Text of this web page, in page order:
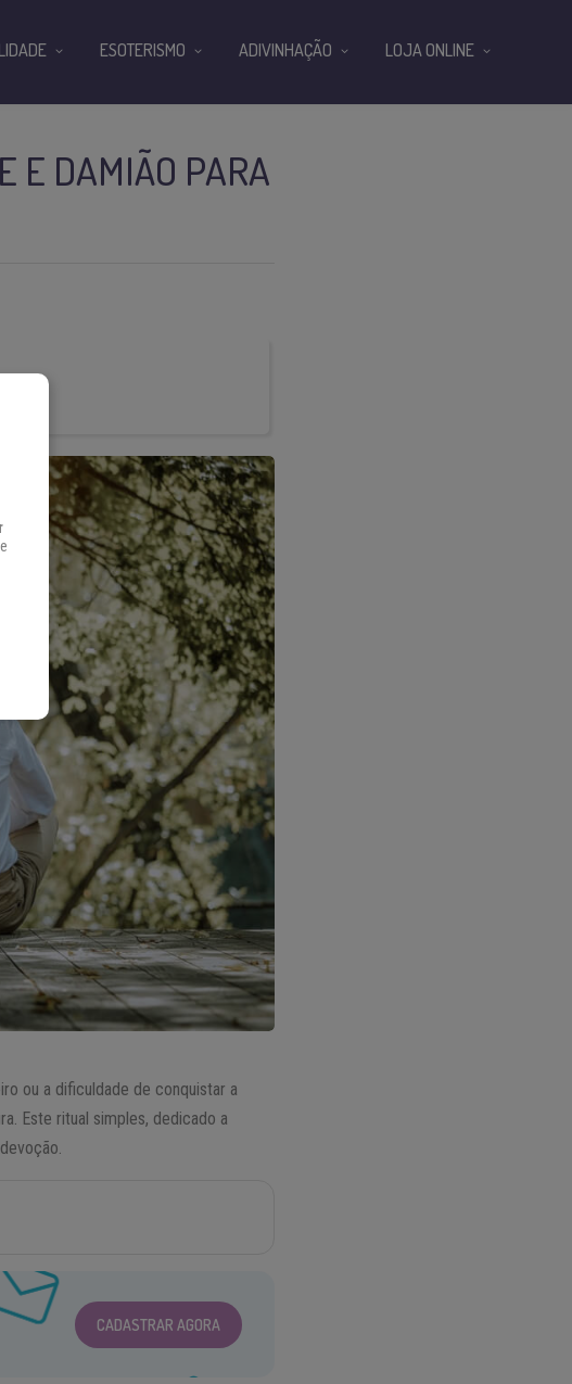
E DAMIÃO PARA
ou a dificuldade de conquistar a
Este ritual simples, dedicado a
CADASTRAR AGORA
ESOTERISMO ADIVINHAÇÃO LOJA ONLINE